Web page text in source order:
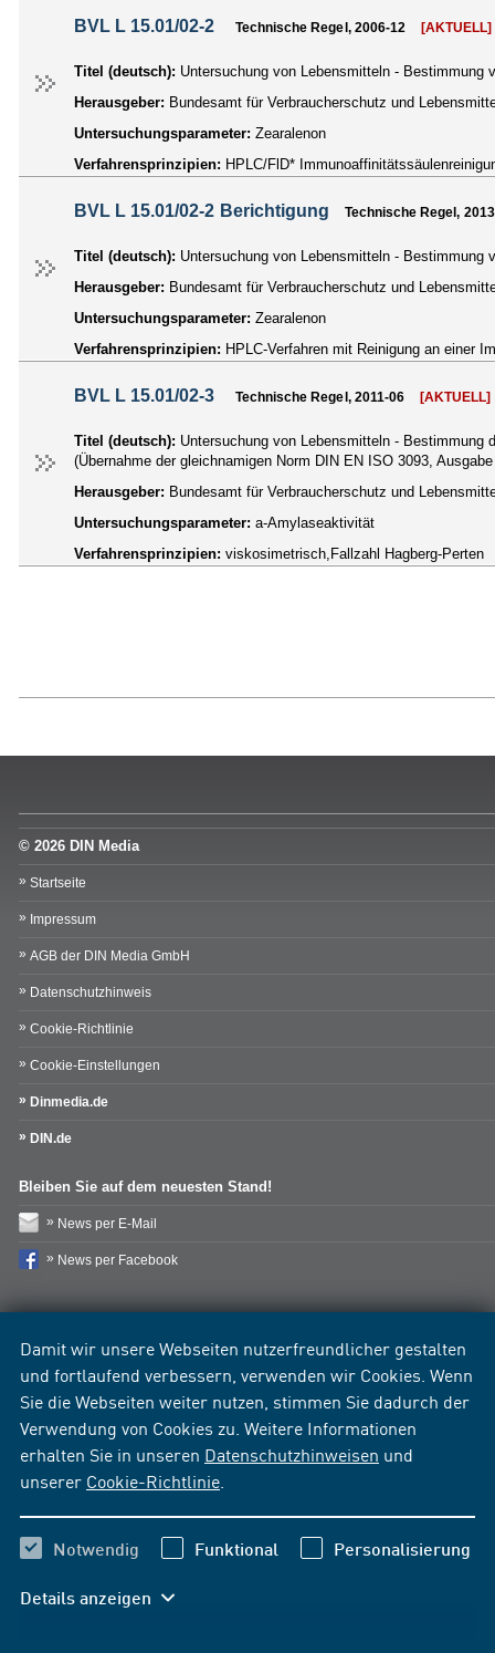
Damit wir unsere Webseiten nutzerfreundlicher gestalten
und fortlaufend verbessern, verwenden wir Cookies. Wenn
Sie die Webseiten weiter nutzen, stimmen Sie dadurch der
Verwendung von Cookies zu. Weitere Informationen
erhalten Sie in unseren Datenschutzhinweisen und
unserer Cookie-Richtlinie
Notwendig Funktional Personalisierung
Details anzeigen
BVL L 15.01/02-2 Technische Regel, 2006-12 [AKTUELL]
Titel (deutsch): Untersuchung von Lebensmitteln - Bestimmung
Herausgeber: Bundesamt für Verbraucherschutz und
Untersuchungsparameter: Zearalenon
Verfahrensprinzipien: HPLC/FlD*
BVL L 15.01/02-2 Berichtigung Technische Regel,
Titel (deutsch): Untersuchung von Lebensmitteln - Bestimmung
Herausgeber: Bundesamt für Verbraucherschutz und
Untersuchungsparameter: Zearalenon
Verfahrensprinzipien: HPLC-Verfahren mit Reinigung an einer
BVL L 15.01/02-3 Technische Regel, 2011-06 [AKTUELL]
Titel (deutsch): Untersuchung von Lebensmitteln - Bestimmung
(Übernahme der gleichnamigen Norm DIN EN ISO 3093,
Herausgeber: Bundesamt für Verbraucherschutz und
Untersuchungsparameter: a-Amylaseaktivität
Verfahrensprinzipien: viskosimetrisch,Fallzahl Hagberg-Perten
© 2026 DIN Media
Startseite
Impressum
AGB der DIN Media GmbH
Datenschutzhinweis
Cookie-Richtlinie
Cookie-Einstellungen
Dinmedia.de
DIN.de
Bleiben Sie auf dem neuesten Stand!
News per E-Mail
News per Facebook